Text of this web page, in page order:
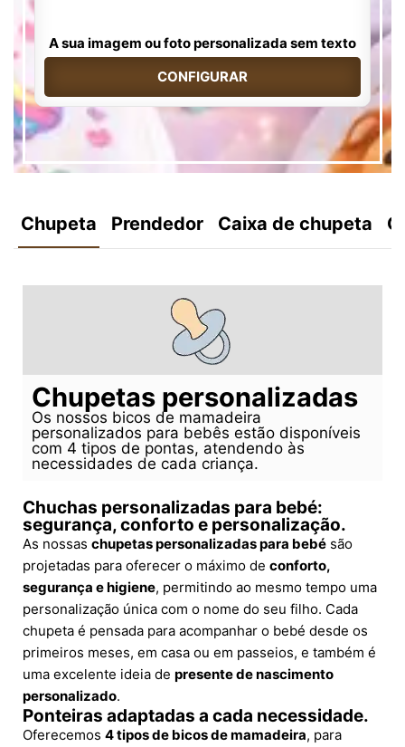
A sua imagem ou foto personalizada sem texto
CONFIGURAR
Chupeta Prendedor Caixa de chupeta
Chupetas personalizadas
Os nossos bicos de mamadeira
personalizados para bebês estão disponíveis
com 4 tipos de pontas, atendendo às
necessidades de cada criança.
Chuchas personalizadas para bebé:
segurança, conforto e personalização.
As nossas chupetas personalizadas para bebé são
projetadas para oferecer o máximo de conforto,
segurança e higiene, permitindo ao mesmo tempo uma
personalização única com o nome do seu filho. Cada
chupeta é pensada para acompanhar o bebé desde os
primeiros meses, em casa ou em passeios, e também é
uma excelente ideia de presente de nascimento
personalizado.
Ponteiras adaptadas a cada necessidade.
Oferecemos 4 tipos de bicos de mamadeira, para